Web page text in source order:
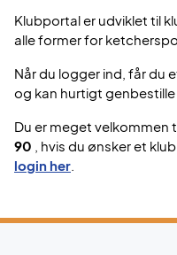
Klubportal er udviklet til
alle former for
Når du logger ind, får du
og kan hurtigt genbestille
Du er meget velkommen
90
, hvis du ønsker et
login her